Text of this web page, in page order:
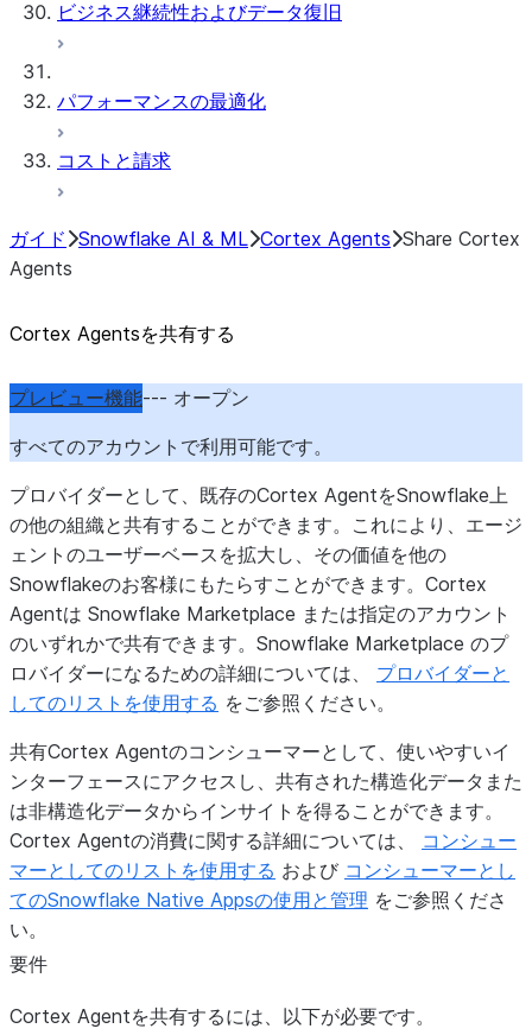
ビジネス継続性およびデータ復旧
パフォーマンスの最適化
コストと請求
ガイド Snowflake AI & ML Cortex Agents Share Cortex
Agents
Cortex Agentsを共有する
プレビュー機能--- オープン
すべてのアカウントで利用可能です。
プロバイダーとして、既存のCortex AgentをSnowflake上
の他の組織と共有することができます。これにより、エージ
ェントのユーザーベースを拡大し、その価値を他の
Snowflakeのお客様にもたらすことができます。Cortex
Agentは Snowflake Marketplace または指定のアカウント
のいずれかで共有できます。Snowflake Marketplace のプ
ロバイダーになるための詳細については、 プロバイダーと
してのリストを使用する をご参照ください。
共有Cortex Agentのコンシューマーとして、使いやすいイ
ンターフェースにアクセスし、共有された構造化データまた
は非構造化データからインサイトを得ることができます。
Cortex Agentの消費に関する詳細については、 コンシュー
マーとしてのリストを使用する および コンシューマーとし
てのSnowflake Native Appsの使用と管理 をご参照くださ
い。
要件
Cortex Agentを共有するには、以下が必要です。